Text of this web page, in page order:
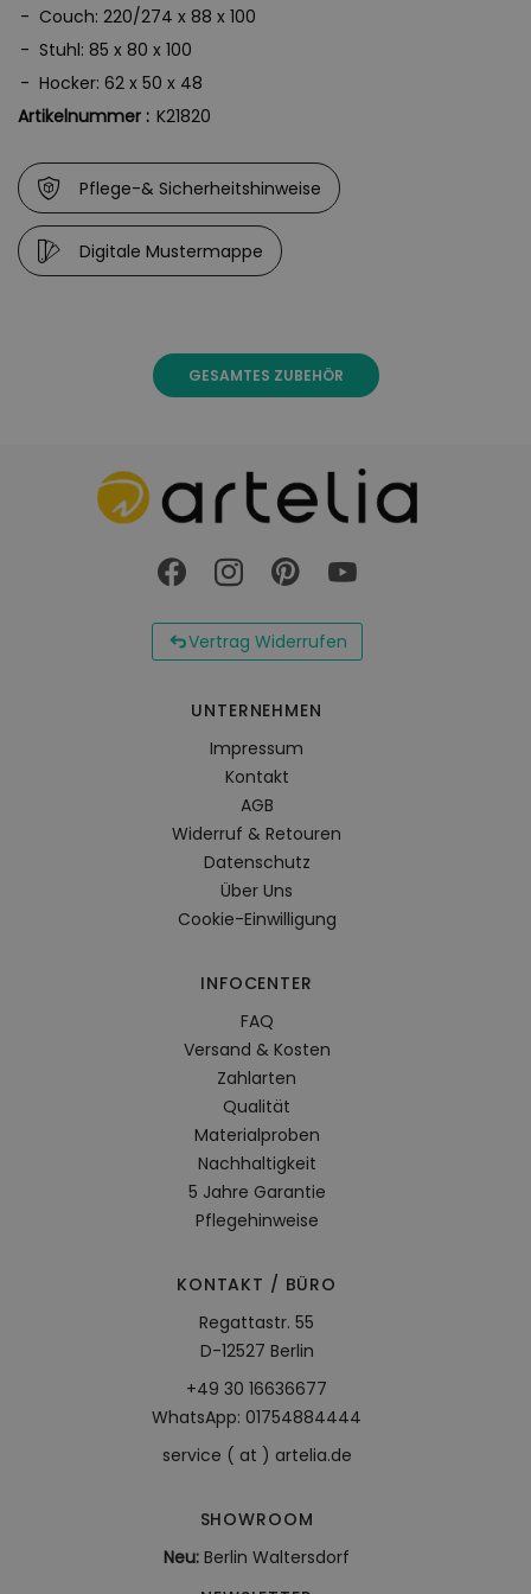
aussehenden Möbeln werden erfreuen können.
Bitte beachten Sie, dass sich die Überzüge aufgrund der
UV-Strahlung farblich verändern können. Dies
beeinträchtigt jedoch weder die Funktion, noch die
Der Überzug besteht aus Polyester.
Couch: 220/274 x 88 x 100
Stuhl: 85 x 80 x 100
Hocker: 62 x 50 x 48
Artikelnummer : K21820
Pflege-& Sicherheitshinweise
Digitale Mustermappe
GESAMTES ZUBEHÖR
Vertrag Widerrufen
UNTERNEHMEN
Impressum
Kontakt
AGB
Widerruf & Retouren
Datenschutz
Über Uns
Cookie-Einwilligung
INFOCENTER
FAQ
Versand & Kosten
Zahlarten
Qualität
Materialproben
Nachhaltigkeit
5 Jahre Garantie
Pflegehinweise
KONTAKT / BÜRO
Regattastr. 55
D-12527 Berlin
+49 30 16636677
WhatsApp: 01754884444
service ( at ) artelia.de
SHOWROOM
Neu: Berlin Waltersdorf